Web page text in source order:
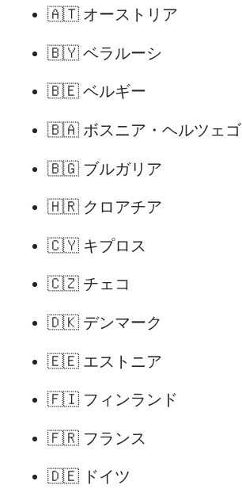
🇦🇹 オーストリア
🇧🇾 ベラルーシ
🇧🇪 ベルギー
🇧🇦 ボスニア・ヘルツェ
🇧🇬 ブルガリア
🇭🇷 クロアチア
🇨🇾 キプロス
🇨🇿 チェコ
🇩🇰 デンマーク
🇪🇪 エストニア
🇫🇮 フィンランド
🇫🇷 フランス
🇩🇪 ドイツ